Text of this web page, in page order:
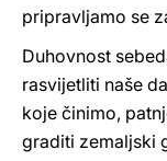
pripravljamo se
Duhovnost
rasvijetliti naše
koje činimo,
graditi zemaljski